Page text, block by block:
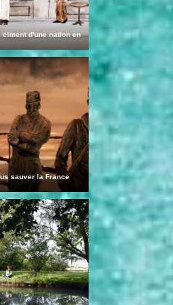
ciment d'une nation en
guerre
sauver la France